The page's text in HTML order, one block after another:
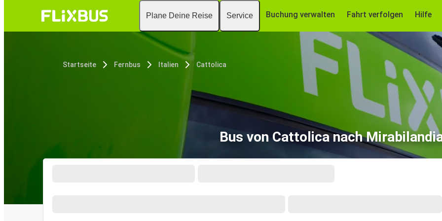
Plane Deine Reise Service Buchung verwalten Fahrt verfolgen Hilfe
Startseite Fernbus Italien Cattolica
Bus von Cattolica nach